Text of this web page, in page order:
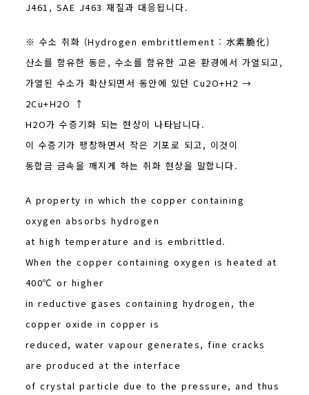
J461, SAE J463 재질과 대응됩니다.
※ 수소 취화 (Hydrogen embrittlement : 水素脆化)
산소를 함유한 동은, 수소를 함유한 고온 환경에서 가열되고,
가열된 수소가 확산되면서 동안에 있던 Cu2O+H2 →
2Cu+H2O ↑
H2O가 수증기화 되는 현상이 나타납니다.
이 수증기가 팽창하면서 작은 기포로 되고, 이것이
동합금 금속을 깨지게 하는 취화 현상을 말합니다.
A property in which the copper containing
oxygen absorbs hydrogen
at high temperature and is embrittled.
When the copper containing oxygen is heated at
400℃ or higher
in reductive gases containing hydrogen, the
copper oxide in copper is
reduced, water vapour generates, fine cracks
are produced at the interface
of crystal particle due to the pressure, and thus